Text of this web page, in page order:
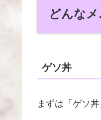
どんな
ゲソ丼
まずは「ゲソ